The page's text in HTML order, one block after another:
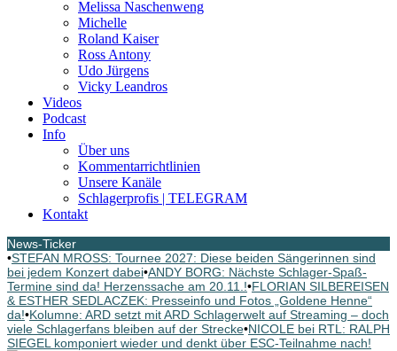
Melissa Naschenweng
Michelle
Roland Kaiser
Ross Antony
Udo Jürgens
Vicky Leandros
Videos
Podcast
Info
Über uns
Kommentarrichtlinien
Unsere Kanäle
Schlagerprofis | TELEGRAM
Kontakt
News-Ticker
•STEFAN MROSS: Tournee 2027: Diese beiden Sängerinnen sind
bei jedem Konzert dabei•ANDY BORG: Nächste Schlager-Spaß-
Termine sind da! Herzenssache am 20.11.!•FLORIAN SILBEREISEN
& ESTHER SEDLACZEK: Presseinfo und Fotos „Goldene Henne“
da!•Kolumne: ARD setzt mit ARD Schlagerwelt auf Streaming – doch
viele Schlagerfans bleiben auf der Strecke•NICOLE bei RTL: RALPH
SIEGEL komponiert wieder und denkt über ESC-Teilnahme nach!